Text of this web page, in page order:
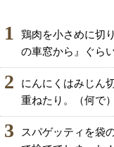
1
鶏肉を小さめに切
の車窓から』ぐらい
2
にんにくはみじん
重ねたり。（何で）
3
スパゲッティを袋